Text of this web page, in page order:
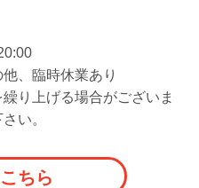
、臨時休業あり
り上げる場合がございま
い。
ちら